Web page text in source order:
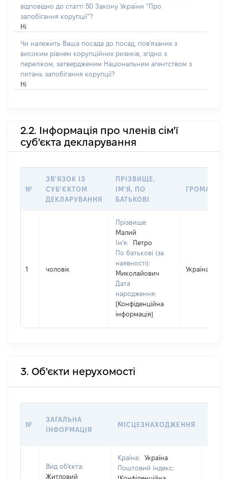
відповідно до статті 50 Закону України “Про
запобігання корупції”?
Ні
Чи належить Ваша посада до посад, пов'язаних з
високим рівнем корупційних ризиків, згідно з
переліком, затвердженим Національним агентством з
питань запобігання корупції?
Ні
2.2. Інформація про членів сім'ї
суб'єкта декларування
№
ЗВ'ЯЗОК ІЗ
СУБ'ЄКТОМ
ДЕКЛАРУВАННЯ
ПРІЗВИЩЕ,
ІМ'Я, ПО
БАТЬКОВІ
1 чоловік
Прізвище:
Малий
Ім'я:
Петро
По батькові (за
наявності):
Миколайович
Дата
народження:
[Конфіденційна
інформація]
Україна
3. Об'єкти нерухомості
№
ЗАГАЛЬНА
ІНФОРМАЦІЯ
МІСЦЕЗНАХОДЖЕННЯ
Вид об'єкта:
Житловий
Країна:
Україна
Поштовий індекс: